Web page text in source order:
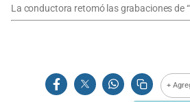
La conductora retomó las grabaciones de
+